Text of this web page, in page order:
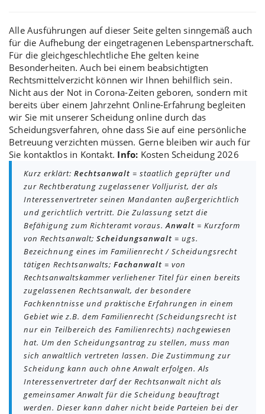
Alle Ausführungen auf dieser Seite gelten sinngemäß auch
für die Aufhebung der eingetragenen Lebenspartnerschaft.
Für die gleichgeschlechtliche Ehe gelten keine
Besonderheiten. Auch bei einem beabsichtigten
Rechtsmittelverzicht können wir Ihnen behilflich sein.
Nicht aus der Not in Corona-Zeiten geboren, sondern mit
bereits über einem Jahrzehnt Online-Erfahrung begleiten
wir Sie mit unserer Scheidung online durch das
Scheidungsverfahren, ohne dass Sie auf eine persönliche
Betreuung verzichten müssen. Gerne bleiben wir auch für
Sie kontaktlos in Kontakt. Info: Kosten Scheidung 2026
Kurz erklärt: Rechtsanwalt = staatlich geprüfter und
zur Rechtberatung zugelassener Volljurist, der als
Interessenvertreter seinen Mandanten außergerichtlich
und gerichtlich vertritt. Die Zulassung setzt die
Befähigung zum Richteramt voraus.Anwalt = Kurzform
von Rechtsanwalt; Scheidungsanwalt = ugs.
Bezeichnung eines im Familienrecht / Scheidungsrecht
tätigen Rechtsanwalts; Fachanwalt = von
Rechtsanwaltskammer verliehener Titel für einen bereits
zugelassenen Rechtsanwalt, der besondere
Fachkenntnisse und praktische Erfahrungen in einem
Gebiet wie z.B. dem Familienrecht (Scheidungsrecht ist
nur ein Teilbereich des Familienrechts) nachgewiesen
hat. Um den Scheidungsantrag zu stellen, muss man
sich anwaltlich vertreten lassen. Die Zustimmung zur
Scheidung kann auch ohne Anwalt erfolgen. Als
Interessenvertreter darf der Rechtsanwalt nicht als
gemeinsamer Anwalt für die Scheidung beauftragt
werden. Dieser kann daher nicht beide Parteien bei der